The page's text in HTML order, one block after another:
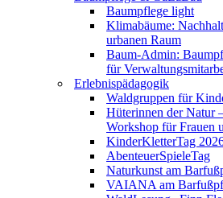
Baumpflege light
Klimabäume:
urbanen Raum
Baum-Admin:
für
Erlebnispädagogik
Waldgruppen für
Hüterinnen der Natur
Workshop für Frauen
KinderKletterTag
AbenteuerSpieleTag
Naturkunst am
VAIANA am